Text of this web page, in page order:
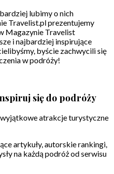
lubimy o nich
Travelist.pl prezentujemy
Magazynie Travelist
i najbardziej inspirujące
byście zachwycili się
w podróży!
się do podróży
atrakcje turystyczne
artykuły, autorskie rankingi,
na każdą podróż od serwisu